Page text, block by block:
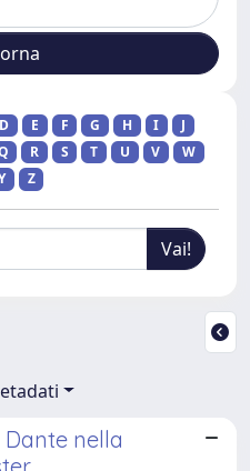
D E F G H I
J
R S T U V
W
Z
nella